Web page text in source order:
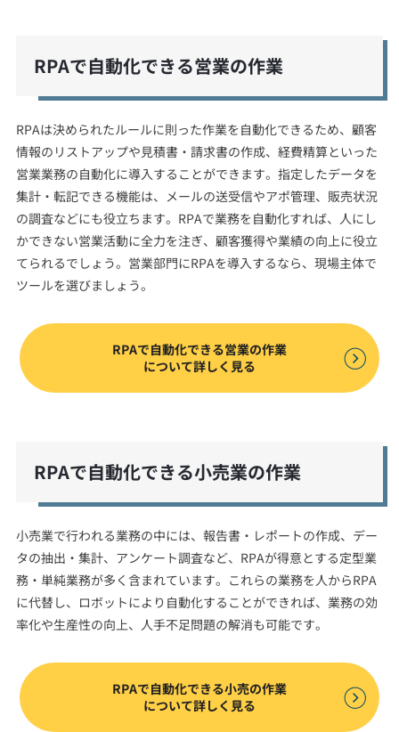
RPAで自動化できる営業の作業
RPAは決められたルールに則った作業を自動化できるため、顧客
情報のリストアップや見積書・請求書の作成、経費精算といった
営業業務の自動化に導入することができます。指定したデータを
集計・転記できる機能は、メールの送受信やアポ管理、販売状況
の調査などにも役立ちます。RPAで業務を自動化すれば、人にし
かできない営業活動に全力を注ぎ、顧客獲得や業績の向上に役立
てられるでしょう。営業部門にRPAを導入するなら、現場主体で
ツールを選びましょう。
RPAで自動化できる営業の作業
について詳しく見る
RPAで自動化できる小売業の作業
小売業で行われる業務の中には、報告書・レポートの作成、デー
タの抽出・集計、アンケート調査など、RPAが得意とする定型業
務・単純業務が多く含まれています。これらの業務を人からRPA
に代替し、ロボットにより自動化することができれば、業務の効
率化や生産性の向上、人手不足問題の解消も可能です。
RPAで自動化できる小売の作業
について詳しく見る